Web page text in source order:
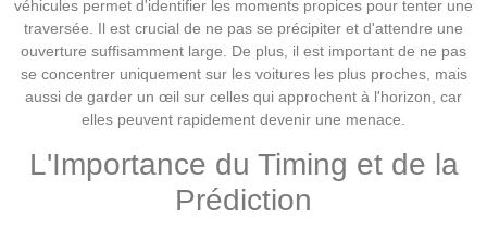
véhicules permet d'identifier les moments propices pour tenter une
traversée. Il est crucial de ne pas se précipiter et d'attendre une
ouverture suffisamment large. De plus, il est important de ne pas
se concentrer uniquement sur les voitures les plus proches, mais
aussi de garder un œil sur celles qui approchent à l'horizon, car
elles peuvent rapidement devenir une menace.
L'Importance du Timing et de la
Prédiction